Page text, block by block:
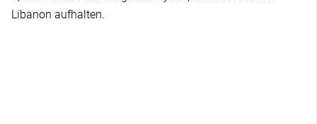
Libanon aufhalten.